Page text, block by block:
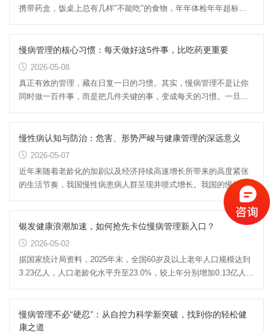
携带药盒，饭桌上总有几样"不能吃"的食物，年年体检年年超标，
慢病管理的核心习惯：每天做好这5件事，比吃药更重要
2026-05-08
真正有效的管理，藏在日复一日的习惯。其实，慢病管理不是让你
同时做一百件事，而是把几件关键的事，变成每天的习惯。一旦形
慢性病认知与防治：危害、形势严峻与健康管理的深远意义
2026-05-07
近年来随着老龄化的加剧以及经济持续高速增长所带来的高度紧张
的生活节奏，我国慢性病患病人群呈现井喷式增长。我国的慢性病
银发健康浪潮加速，如何抢先卡位慢病管理新入口？
2026-05-02
据国家统计局资料，2025年末，全国60岁及以上老年人口规模达到
3.23亿人，人口老龄化水平升至23.0%，较上年分别增加0.13亿人、
慢病管理不必“硬忍”：从自控力科学新突破，找到你的轻松健
康之道